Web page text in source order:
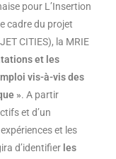
pour L’Insertion
cadre du projet
CITIES), la MRIE
et les
vis-à-vis des
». A partir
et d’un
et les
d’identifier les